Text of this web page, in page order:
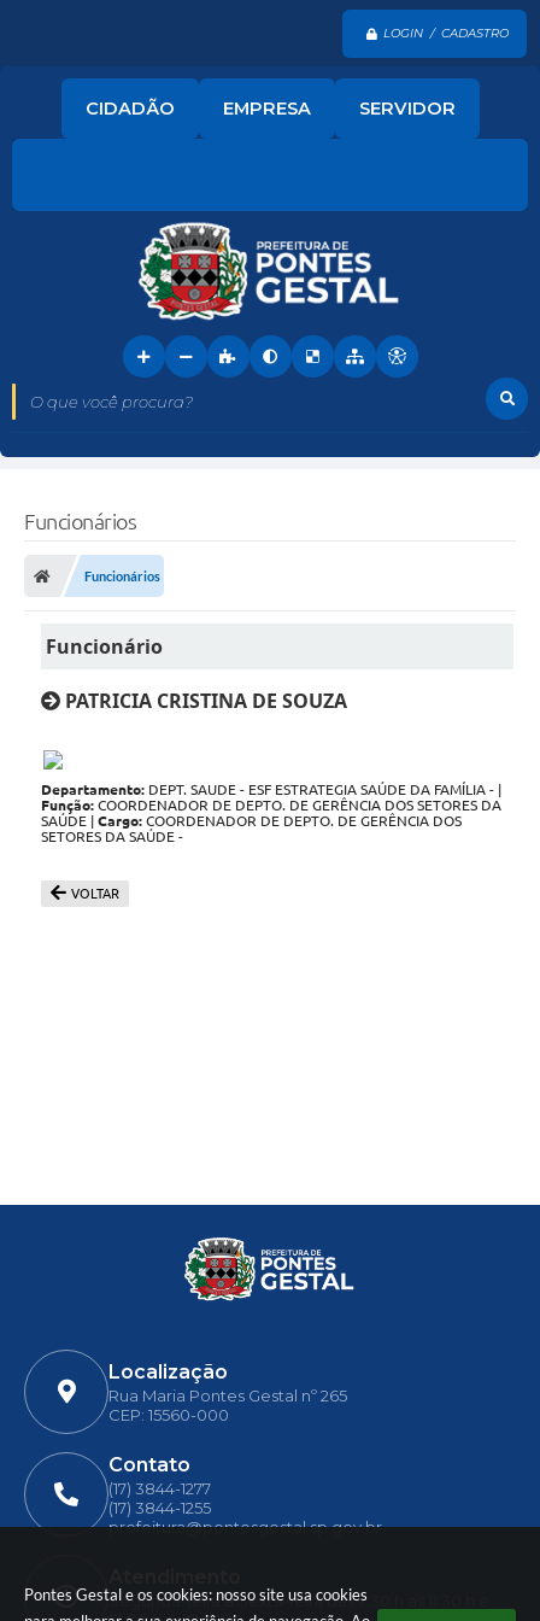
Pontes Gestal e os cookies: nosso site usa cookies
LOGIN / CADASTRO
O que você procura?
CIDADÃO EMPRESA SERVIDOR
Funcionários
Funcionários
Funcionário
PATRICIA CRISTINA DE SOUZA
Departamento: DEPT. SAUDE - ESF ESTRATEGIA SAÚDE DA FAMÍLIA - |
Função: COORDENADOR DE DEPTO. DE GERÊNCIA DOS SETORES DA
SAÚDE |Cargo: COORDENADOR DE DEPTO. DE GERÊNCIA DOS
SETORES DA SAÚDE -
VOLTAR
Localização
Rua Maria Pontes Gestal nº 265
CEP: 15560-000
Contato
(17) 3844-1277
(17) 3844-1255
prefeitura@pontesgestal.sp.gov.br
Segunda-feira a Sexta-feira das 7:30 h as 11:30 h e